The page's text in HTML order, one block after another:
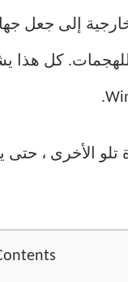
إلى جعل جهاز
كل هذا
تلو الأخرى ، حتى